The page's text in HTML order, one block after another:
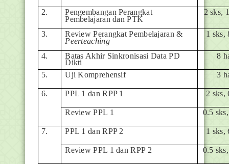
2.
Pengembangan Perangkat
Pembelajaran dan PTK
2 sks,
3.
Review Perangkat Pembelajaran &
Peerteaching
1 sks,
4. Batas Akhir Sinkronisasi Data PD
Dikti
8
5. Uji Komprehensif 3
6. PPL 1 dan RPP 1 2 sks,
Review PPL 1 0.5
7. PPL 1 dan RPP 2 1 sks,
Review PPL 1 dan RPP 2 0.5